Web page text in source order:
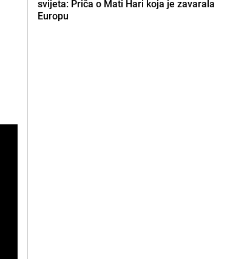
svijeta: Priča o Mati Hari koja je zavarala
Europu